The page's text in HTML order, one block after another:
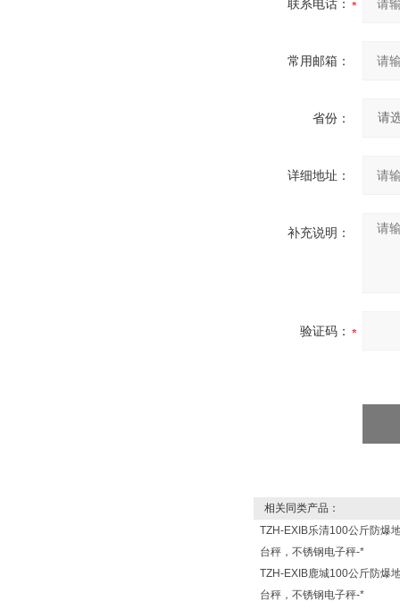
联系电话：
常用邮箱：
省份：
详细地址：
补充说明：
验证码：
相关同类产品：
TZH-EXIB乐清100公斤防爆
台秤，不锈钢电子秤-*
TZH-EXIB鹿城100公斤防爆
台秤，不锈钢电子秤-*